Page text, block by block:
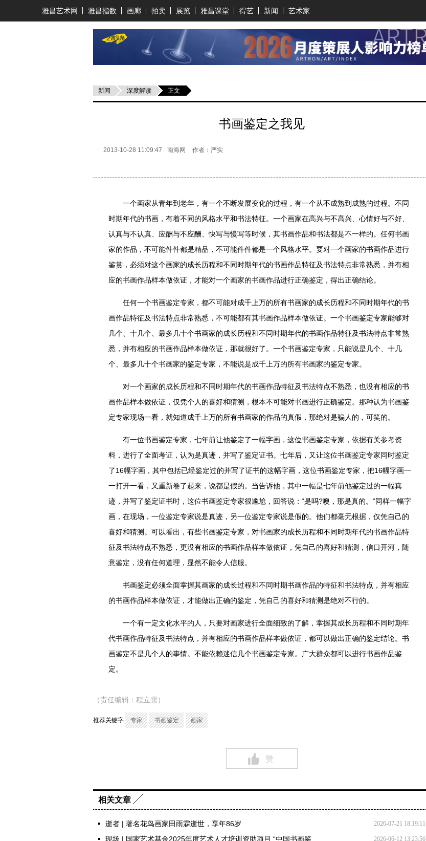
雅昌艺术网 雅昌指数 画廊 拍卖 展览 雅昌课堂 得艺 新闻 艺术家
新闻 深度解读 正文
书画鉴定之我见
2013-10-28 11:09:47 南海网 作者：严实
一个画家从青年到老年，有一个不断发展变化的过程，有一个从不成熟到成熟的过程。不同
时期年代的书画，有着不同的风格水平和书法特征。一个画家在高兴与不高兴、心情好与不好、
认真与不认真、应酬与不应酬、快写与慢写等时候，其书画作品和书法都是不一样的。任何书画
家的作品，不可能件件都是精品，不可能件件都是一个风格水平。要对一个画家的书画作品进行
鉴赏，必须对这个画家的成长历程和不同时期年代的书画作品特征及书法特点非常熟悉，并有相
应的书画作品样本做依证，才能对一个画家的书画作品进行正确鉴定，得出正确结论。
任何一个书画鉴定专家，都不可能对成千上万的所有书画家的成长历程和不同时期年代的书
画作品特征及书法特点非常熟悉，不可能都有其书画作品样本做依证。一个书画鉴定专家能够对
几个、十几个、最多几十个书画家的成长历程和不同时期年代的书画作品特征及书法特点非常熟
悉，并有相应的书画作品样本做依证，那就很好了。一个书画鉴定专家，只能说是几个、十几
个、最多几十个书画家的鉴定专家，不能说是成千上万的所有书画家的鉴定专家。
对一个画家的成长历程和不同时期年代的书画作品特征及书法特点不熟悉，也没有相应的书
画作品样本做依证，仅凭个人的喜好和猜测，根本不可能对书画进行正确鉴定。那种认为书画鉴
定专家现场一看，就知道成千上万的所有书画家的作品的真假，那绝对是骗人的，可笑的。
有一位书画鉴定专家，七年前让他鉴定了一幅字画，这位书画鉴定专家，依据有关参考资
料，进行了全面考证，认为是真迹，并写了鉴定证书。七年后，又让这位书画鉴定专家同时鉴定
了16幅字画，其中包括已经鉴定过的并写了证书的这幅字画，这位书画鉴定专家，把16幅字画一
一打开一看，又重新卷了起来，说都是假的。当告诉他，其中一幅是七年前他鉴定过的一幅真
迹，并写了鉴定证书时，这位书画鉴定专家很尴尬，回答说：“是吗?噢，那是真的。”同样一幅字
画，在现场，一位鉴定专家说是真迹，另一位鉴定专家说是假的。他们都毫无根据，仅凭自己的
喜好和猜测。可以看出，有些书画鉴定专家，对书画家的成长历程和不同时期年代的书画作品特
征及书法特点不熟悉，更没有相应的书画作品样本做依证，凭自己的喜好和猜测，信口开河，随
意鉴定，没有任何道理，显然不能令人信服。
书画鉴定必须全面掌握其画家的成长过程和不同时期书画作品的特征和书法特点，并有相应
的书画作品样本做依证，才能做出正确的鉴定，凭自己的喜好和猜测是绝对不行的。
一个有一定文化水平的人，只要对画家进行全面细致的了解，掌握其成长历程和不同时期年
代书画作品特征及书法特点，并有相应的书画作品样本做依证，都可以做出正确的鉴定结论。书
画鉴定不是几个人的事情。不能依赖迷信几个书画鉴定专家。广大群众都可以进行书画作品鉴
定。
（责任编辑：程立雪）
推荐关键字 专家 书画鉴定 画家
赞
相关文章
2026-07-21 18:19:11
逝者 | 著名花鸟画家田雨霖逝世，享年86岁
2026-06-12 13:23:56
现场 | 国家艺术基金2025年度艺术人才培训资助项目 “中国书画鉴